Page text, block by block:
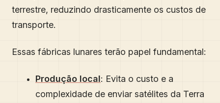
terrestre, reduzindo drasticamente os custos de
transporte.
Essas fábricas lunares terão papel fundamental:
Produção local: Evita o custo e a
complexidade de enviar satélites da Terra